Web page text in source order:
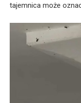
tajemnica może